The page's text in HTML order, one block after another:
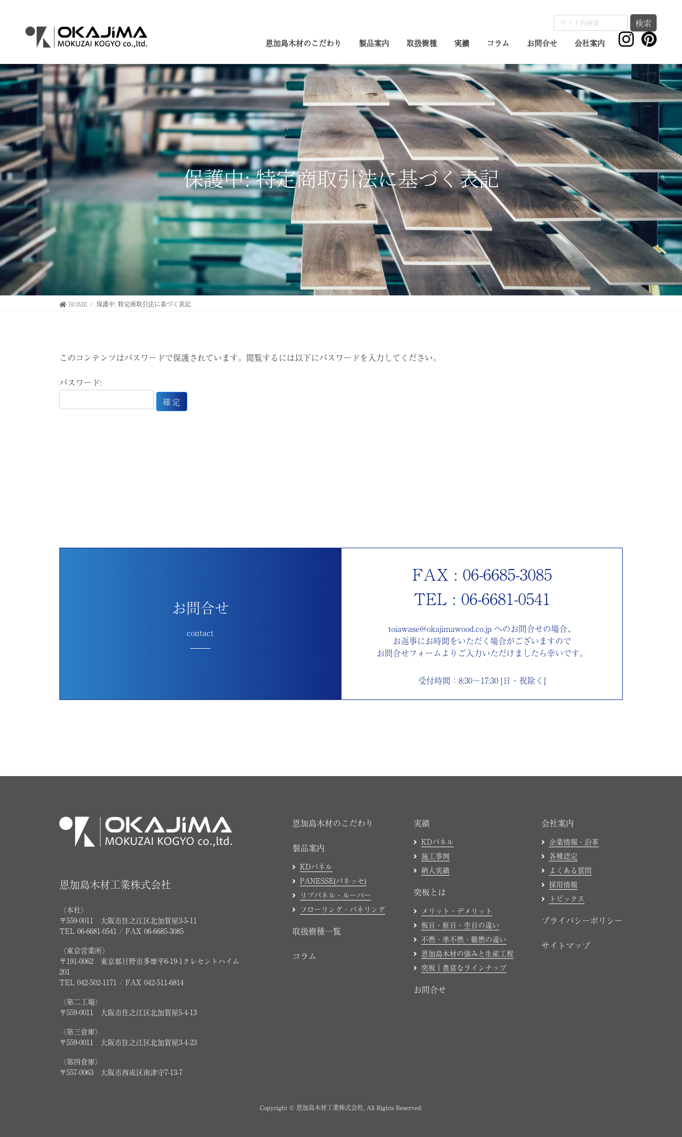
へ
ス
キ
ッ
プ
ョ
ン
に
移
動
恩加島木材のこだわり 製品案内 取扱樹種 実績 コラム お問合せ 会社案内
検索
保護中: 特定商取引法に基づく表記
HOME 保護中: 特定商取引法に基づく表記
このコンテンツはパスワードで保護されています。閲覧するには以下にパスワードを入力してください。
パスワード:
お問合せ
contact
FAX : 06-6685-3085
TEL : 06-6681-0541
toiawase@okajimawood.co.jp へのお問合せの場合、
お返事にお時間をいただく場合がございますので
お問合せフォームよりご入力いただけましたら幸いです。
受付時間：8:30～17:30 [日・祝除く]
恩加島木材工業株式会社
〈本社〉
〒559-0011 大阪市住之江区北加賀屋3-5-11
TEL 06-6681-0541 / FAX 06-6685-3085
〈東京営業所〉
〒191-0062 東京都日野市多摩平6-19-1クレセントハイム
201
TEL 042-502-1171 / FAX 042-511-6814
〈第二工場〉
〒559-0011 大阪市住之江区北加賀屋5-4-13
〈第三倉庫〉
〒559-0011 大阪市住之江区北加賀屋3-4-23
〈第四倉庫〉
〒557-0063 大阪市西成区南津守7-13-7
恩加島木材のこだわり
製品案内
KDパネル
PANESSE(パネッセ)
リブパネル・ルーバー
フローリング・パネリング
取扱樹種一覧
コラム
実績
KDパネル
施工事例
納入実績
突板とは
メリット・デメリット
板目・柾目・杢目の違い
不燃・準不燃・難燃の違い
恩加島木材の強みと生産工程
突板｜豊富なラインナップ
お問合せ
会社案内
企業情報・沿革
各種認定
よくある質問
採用情報
トピックス
プライバシーポリシー
サイトマップ
Copyright © 恩加島木材工業株式会社, All Rights Reserved.